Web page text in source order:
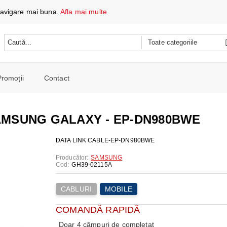
ȘI ÎNCĂRCARE
TELEFOANE ȘI TABLETE
PORTABILI
ȘI CAFETIERE
COMBINE FRIGORIFICE
spalat si Uscatoare
combine
de călcat
microunde
Contact
GALAXY - EP-DN980BWE
DATA LINK CABLE-EP-DN980BWE
Producător: SAMSUNG
Cod: GH39-02115A
CABLURI MOBILE
COMANDĂ RAPIDĂ
Doar 4 câmpuri de completat
mai buna.Afla mai multe